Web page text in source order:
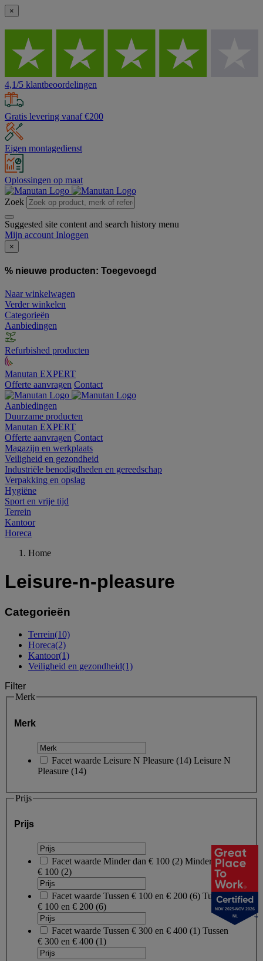
×
4,1/5 klantbeoordelingen
Gratis levering vanaf €200
Eigen montagedienst
Oplossingen op maat
Zoek
Suggested site content and search history menu
Mijn account Inloggen
×
% nieuwe producten: Toegevoegd
Naar winkelwagen
Verder winkelen
Categorieën
Aanbiedingen
Refurbished producten
Manutan EXPERT
Offerte aanvragen Contact
Aanbiedingen
Duurzame producten
Manutan EXPERT
Offerte aanvragen Contact
Magazijn en werkplaats
Veiligheid en gezondheid
Industriële benodigdheden en gereedschap
Verpakking en opslag
Hygiëne
Sport en vrije tijd
Terrein
Kantoor
Horeca
Home
Leisure-n-pleasure
Categorieën
Terrein(10)
Horeca(2)
Kantoor(1)
Veiligheid en gezondheid(1)
Filter
Merk
Merk
Facet waarde Leisure N Pleasure (14) Leisure N
Pleasure (14)
Prijs
Prijs
Facet waarde Minder dan € 100 (2) Minder dan
€ 100 (2)
Facet waarde Tussen € 100 en € 200 (6) Tussen
€ 100 en € 200 (6)
Facet waarde Tussen € 300 en € 400 (1) Tussen
€ 300 en € 400 (1)
NOV 2025-NOV 2026
NL